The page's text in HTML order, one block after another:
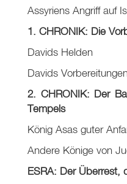
Assyriens Angriff auf
1. CHRONIK: Die
Davids Helden
Davids
2. CHRONIK: Der
Tempels
König Asas guter
Andere Könige von
ESRA: Der Überrest,